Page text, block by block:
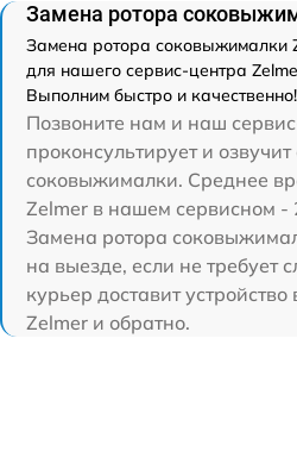
Замена ротора
Замена ротора соковыжималки
для нашего сервис-центра
Выполним быстро и качественно!
Позвоните нам и наш
проконсультирует и
соковыжималки. Среднее
Zelmer в нашем сервисном -
Замена ротора
на выезде, если не требует
курьер доставит
Zelmer и обратно.